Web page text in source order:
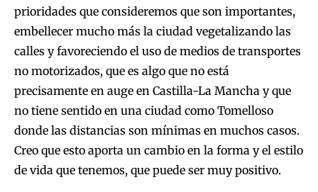
prioridades que consideremos que son importantes,
embellecer mucho más la ciudad vegetalizando las
calles y favoreciendo el uso de medios de transportes
no motorizados, que es algo que no está
precisamente en auge en Castilla-La Mancha y que
no tiene sentido en una ciudad como Tomelloso
donde las distancias son mínimas en muchos casos.
Creo que esto aporta un cambio en la forma y el estilo
de vida que tenemos, que puede ser muy positivo.